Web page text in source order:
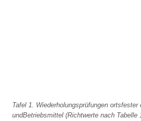
Tafel 1. Wiederholungsprüfungen
undBetriebsmittel (Richtwerte nach Tabelle